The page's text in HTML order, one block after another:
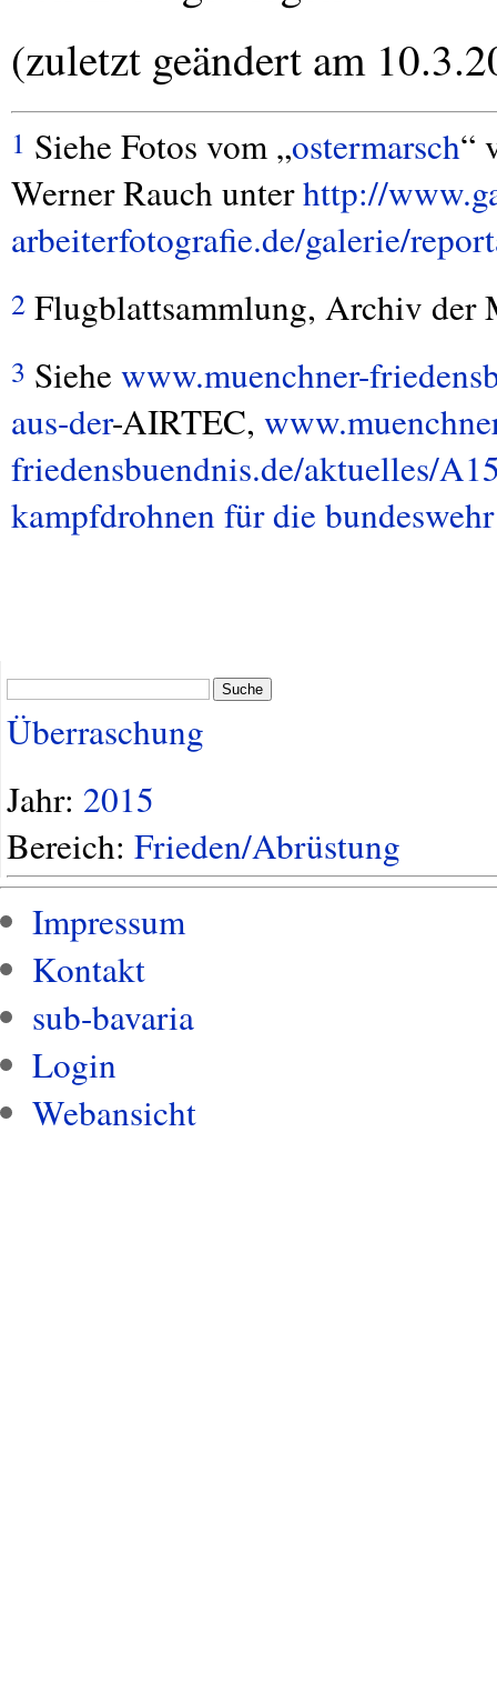
(zuletzt geändert am
1 Siehe Fotos vom „ostermarsch“
Werner Rauch unterhttp://
arbeiterfotografie.de/galerie/
2 Flugblattsammlung, Archiv der
3 Siehe www.muenchner-
aus-der-AIRTEC,
friedensbuendnis.de/aktuelles/
kampfdrohnen für die
Suche
Überraschung
Jahr: 2015
Bereich: Frieden/Abrüstung
Impressum
Kontakt
sub-bavaria
Login
Webansicht